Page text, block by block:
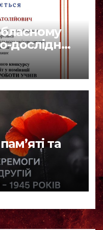
дослідних
та